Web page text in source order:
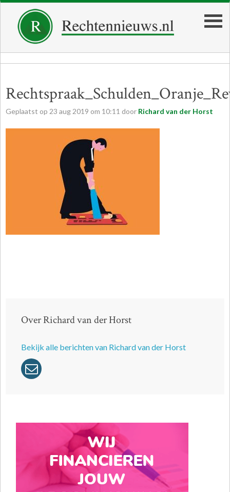
Geplaatst op 23 aug 2019 om 10:11 door Richard van der Horst
Over Richard van der Horst
Bekijk alle berichten van Richard van der Horst